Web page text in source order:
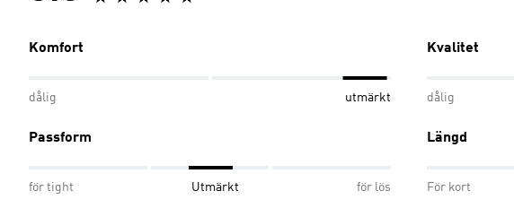
Komfort
dålig utmärkt
Kvalitet
dålig
Passform
för tight Utmärkt för lös
Längd
För kort